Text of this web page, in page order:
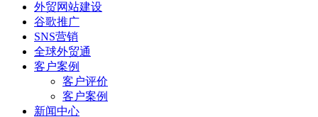
外贸网站建设
谷歌推广
SNS营销
全球外贸通
客户案例
客户评价
客户案例
新闻中心